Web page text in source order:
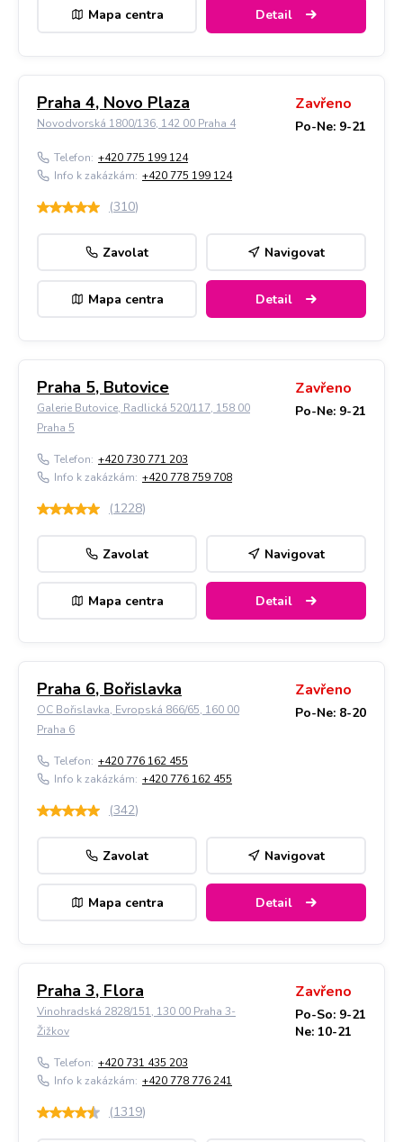
Mapa centra Detail
Praha 4, Novo Plaza
Novodvorská 1800/136, 142 00 Praha 4
Zavřeno
Po-Ne: 9-21
Telefon: +420 775 199 124
Info k zakázkám: +420 775 199 124
(310)
Zavolat Navigovat
Mapa centra Detail
Praha 5, Butovice
Galerie Butovice, Radlická 520/117, 158 00
Praha 5
Zavřeno
Po-Ne: 9-21
Telefon: +420 730 771 203
Info k zakázkám: +420 778 759 708
(1228)
Zavolat Navigovat
Mapa centra Detail
Praha 6, Bořislavka
OC Bořislavka, Evropská 866/65, 160 00
Praha 6
Zavřeno
Po-Ne: 8-20
Telefon: +420 776 162 455
Info k zakázkám: +420 776 162 455
(342)
Zavolat Navigovat
Mapa centra Detail
Praha 3, Flora
Vinohradská 2828/151, 130 00 Praha 3-
Žižkov
Zavřeno
Po-So: 9-21
Ne: 10-21
Telefon: +420 731 435 203
Info k zakázkám: +420 778 776 241
(1319)